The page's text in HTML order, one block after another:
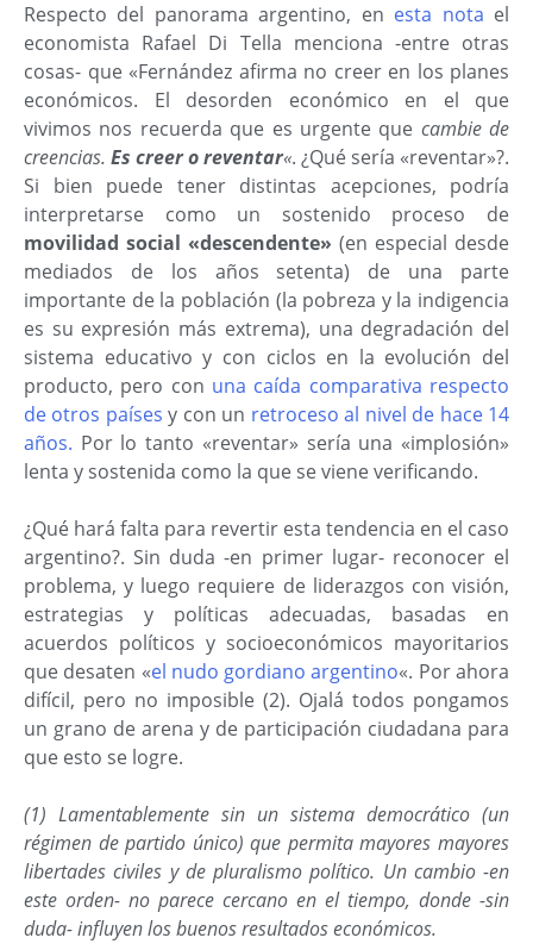
Respecto del panorama argentino, en esta nota el
economista Rafael Di Tella menciona -entre otras
cosas- que «Fernández afirma no creer en los planes
económicos. El desorden económico en el que
vivimos nos recuerda que es urgente que cambie de
creencias. Es creer o reventar«. ¿Qué sería «reventar»?.
Si bien puede tener distintas acepciones, podría
interpretarse como un sostenido proceso de
movilidad social «descendente» (en especial desde
mediados de los años setenta) de una parte
importante de la población (la pobreza y la indigencia
es su expresión más extrema), una degradación del
sistema educativo y con ciclos en la evolución del
producto, pero con una caída comparativa respecto
de otros países y con un retroceso al nivel de hace 14
años. Por lo tanto «reventar» sería una «implosión»
lenta y sostenida como la que se viene verificando.
¿Qué hará falta para revertir esta tendencia en el caso
argentino?. Sin duda -en primer lugar- reconocer el
problema, y luego requiere de liderazgos con visión,
estrategias y políticas adecuadas, basadas en
acuerdos políticos y socioeconómicos mayoritarios
que desaten «el nudo gordiano argentino«. Por ahora
difícil, pero no imposible (2). Ojalá todos pongamos
un grano de arena y de participación ciudadana para
que esto se logre.
(1) Lamentablemente sin un sistema democrático (un
régimen de partido único) que permita mayores mayores
libertades civiles y de pluralismo político. Un cambio -en
este orden- no parece cercano en el tiempo, donde -sin
duda- influyen los buenos resultados económicos.